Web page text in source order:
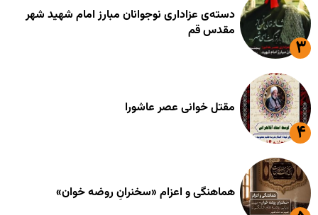
دسته‌ی عزاداری نوجوانان مبارز امام شهید شهر
مقدس قم
مقتل خوانی عصر عاشورا
هماهنگی و اعزام «سخنرانِ روضه خوان»